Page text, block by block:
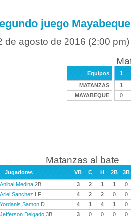
juego
de agosto de 2016 (2:00 pm)
Equipos 1
MATANZAS
1
MAYABEQUE
0
Matanzas al bate
Jugadores VB C H 2B 3B
Anibal Medina 2B 3 2 1 1 0
Ariel Sanchez LF 4 2 2 0 0
Yordanis Samon D 4 1 4 1 0
Jefferson Delgado 3B 3 0 0 0 0